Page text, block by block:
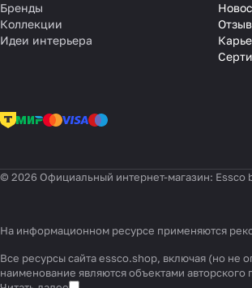
Бренды
Коллекции
Идеи интерьера
© 2026 Официальный интернет-магазин: Essco
На информационном ресурсе применяются
Все ресурсы сайта essco.shop, включая (но не
наименование являются объектами